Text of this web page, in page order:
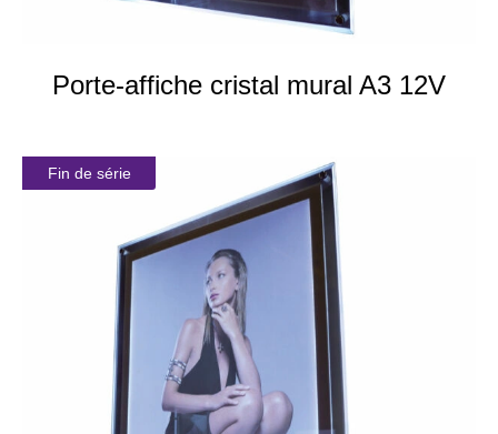
Porte-affiche cristal mural A3 12V
Fin de série